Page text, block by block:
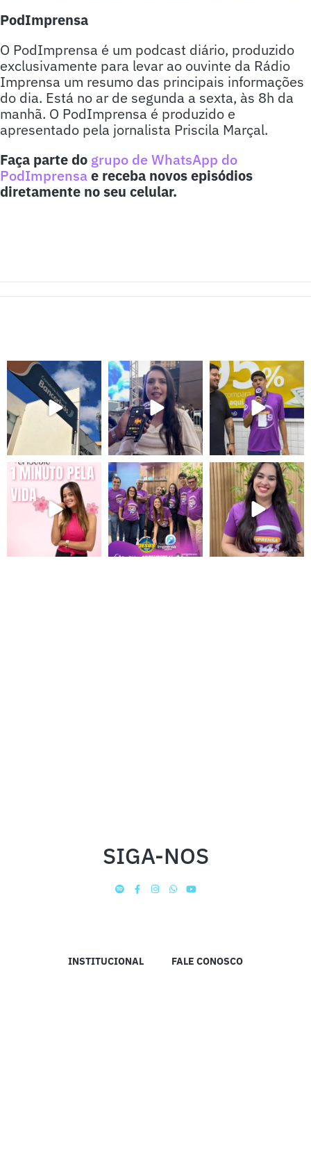
PodImprensa
O PodImprensa é um podcast diário, produzido
exclusivamente para levar ao ouvinte da Rádio
Imprensa um resumo das principais informações
do dia. Está no ar de segunda a sexta, às 8h da
manhã. O PodImprensa é produzido e
apresentado pela jornalista Priscila Marçal.
Faça parte do grupo de WhatsApp do
PodImprensae receba novos episódios
diretamente no seu celular.
SIGA-NOS
INSTITUCIONAL FALE CONOSCO